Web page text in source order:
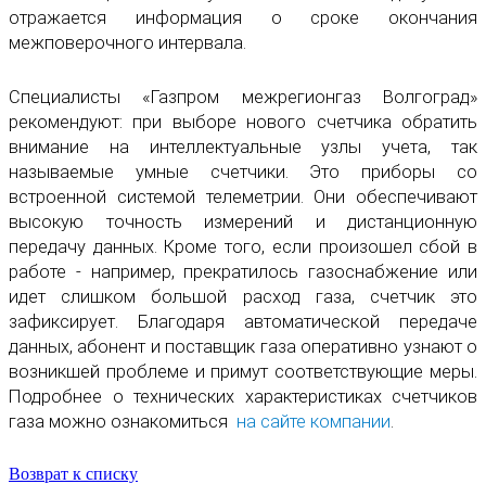
отражается информация о сроке окончания
межповерочного интервала.
Специалисты «Газпром межрегионгаз Волгоград»
рекомендуют: при выборе нового счетчика обратить
внимание на интеллектуальные узлы учета, так
называемые умные счетчики. Это приборы со
встроенной системой телеметрии. Они обеспечивают
высокую точность измерений и дистанционную
передачу данных. Кроме того, если произошел сбой в
работе - например, прекратилось газоснабжение или
идет слишком большой расход газа, счетчик это
зафиксирует. Благодаря автоматической передаче
данных, абонент и поставщик газа оперативно узнают о
возникшей проблеме и примут соответствующие меры.
Подробнее о технических характеристиках счетчиков
газа можно ознакомиться на сайте компании.
Возврат к списку